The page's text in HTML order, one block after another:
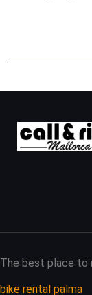
The best place to
bike rental palma